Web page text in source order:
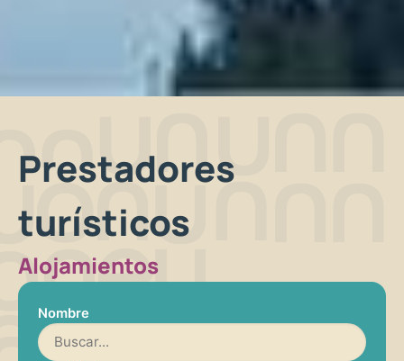
Prestadores
turísticos
Alojamientos
Nombre